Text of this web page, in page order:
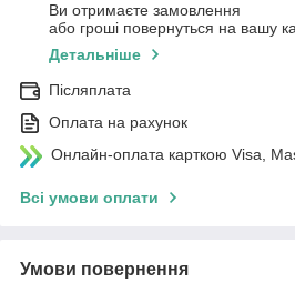
Ви отримаєте замовлення
або гроші повернуться на вашу
Детальніше
Післяплата
Оплата на рахунок
Онлайн-оплата карткою Visa,
Всі умови оплати
Умови повернення